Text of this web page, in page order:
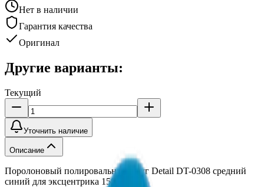
Нет в наличии
Гарантия качества
Оригинал
Другие варианты:
Текущий
Уточнить наличие
Описание
Поролоновый полировальный круг Detail DT-0308 средний
синий для эксцентрика 150/170мм